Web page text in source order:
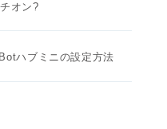
オン?
ハブミニの設定方法